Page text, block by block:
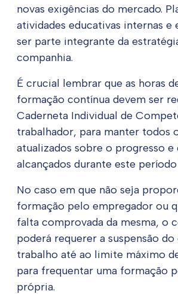
novas exigências do mercado.
atividades educativas internas e
ser parte integrante da
companhia.
É crucial lembrar que as horas
formação contínua devem ser
Caderneta Individual de
trabalhador, para manter todos
atualizados sobre o progresso
alcançados durante este
No caso em que não seja
formação pelo empregador ou
falta comprovada da mesma, o
poderá requerer a suspensão
trabalho até ao limite máximo
para frequentar uma formação
própria.